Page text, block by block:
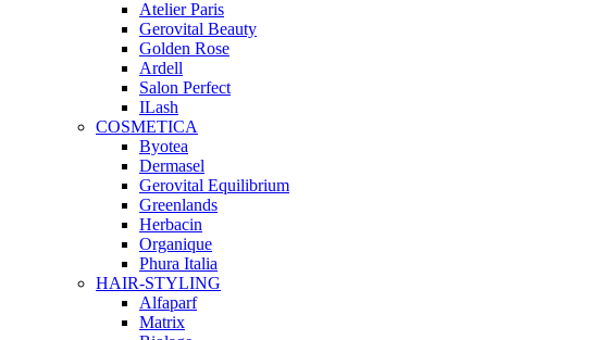
Atelier Paris
Gerovital Beauty
Golden Rose
Ardell
Salon Perfect
ILash
COSMETICA
Byotea
Dermasel
Gerovital Equilibrium
Greenlands
Herbacin
Organique
Phura Italia
HAIR-STYLING
Alfaparf
Matrix